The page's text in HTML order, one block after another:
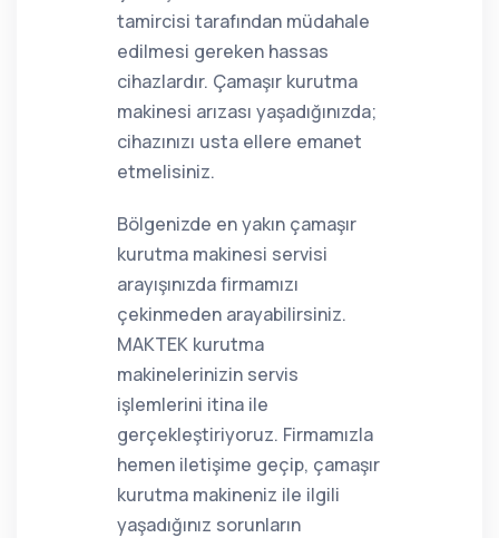
tamircisi tarafından müdahale
edilmesi gereken hassas
cihazlardır. Çamaşır kurutma
makinesi arızası yaşadığınızda;
cihazınızı usta ellere emanet
etmelisiniz.
Bölgenizde en yakın çamaşır
kurutma makinesi servisi
arayışınızda firmamızı
çekinmeden arayabilirsiniz.
MAKTEK kurutma
makinelerinizin servis
işlemlerini itina ile
gerçekleştiriyoruz. Firmamızla
hemen iletişime geçip, çamaşır
kurutma makineniz ile ilgili
yaşadığınız sorunların